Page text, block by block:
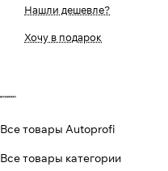
Нашли дешевле?
Хочу в подарок
Все товары Autoprofi
Все товары категории